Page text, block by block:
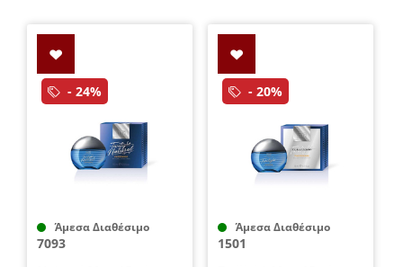
- 24%
Άμεσα Διαθέσιμο
7093
- 20%
Άμεσα Διαθέσιμο
1501